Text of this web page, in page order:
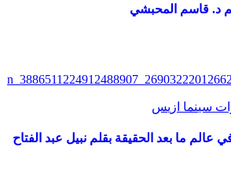
د. قاسم المحبشي
سينما ازيس
عالم ما بعد الحقيقة بقلم نبيل عبد الفتاح